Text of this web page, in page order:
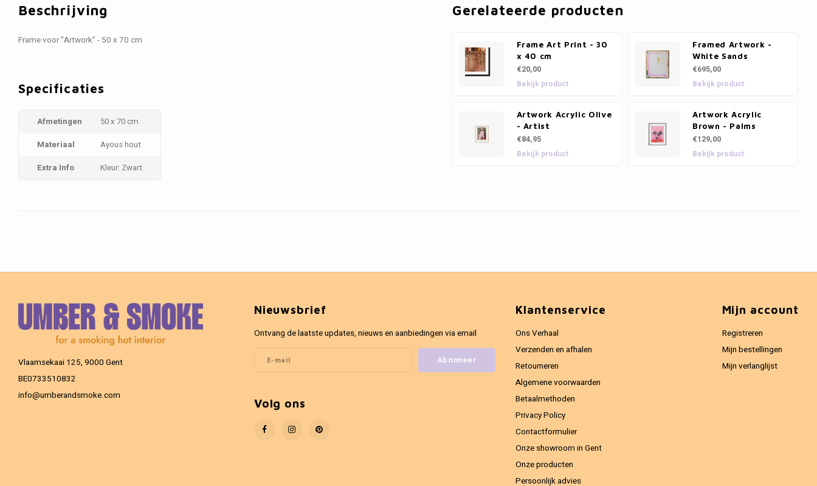
Beschrijving
Frame voor "Artwork" - 50 x 70 cm
Specificaties
Afmetingen
50 x 70 cm
Materiaal
Ayous hout
Extra Info
Kleur: Zwart
Gerelateerde producten
Frame Art Print - 30
x 40 cm
€20,00
Bekijk product
Framed Artwork -
White Sands
€695,00
Bekijk product
Artwork Acrylic Olive
- Artist
€84,95
Bekijk product
Artwork Acrylic
Brown - Palms
€129,00
Bekijk product
Vlaamsekaai 125, 9000 Gent
BE0733510832
info@umberandsmoke.com
Nieuwsbrief
Ontvang de laatste updates, nieuws en aanbiedingen via email
Abonneer
Volg ons
Klantenservice
Ons Verhaal
Verzenden en afhalen
Retourneren
Algemene voorwaarden
Betaalmethoden
Privacy Policy
Contactformulier
Onze showroom in Gent
Onze producten
Persoonlijk advies
Mijn account
Registreren
Mijn bestellingen
Mijn verlanglijst